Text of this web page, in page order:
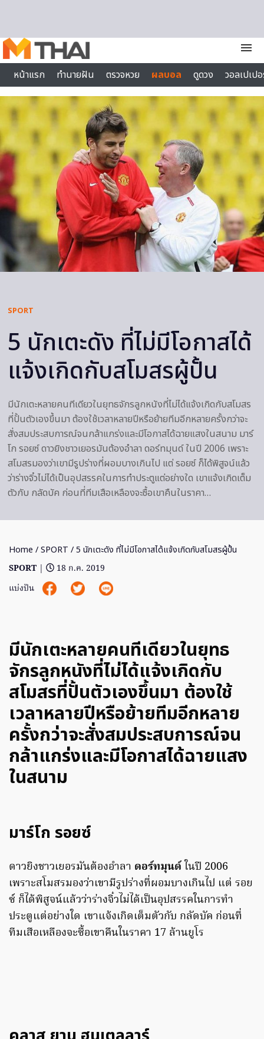
menu
หน้าแรก
ทำนายฝัน ตรวจหวย ผลบอล ดูดวง
วอลเปเป
ไลฟ์สไตล์
SPORT
5 นักเตะดัง ที่ไม่มีโอกาสได้
แจ้งเกิดกับสโมสรผู้ปั้น
มีนักเตะหลายคนทีเดียวในยุทธจักรลูกหนังที่ไม่ได้แจ้งเกิดกับสโมสร
ที่ปั้นตัวเองขึ้นมา ต้องใช้เวลาหลายปีหรือย้ายทีมอีกหลายครั้งกว่าจะ
สั่งสมประสบการณ์จนกล้าแกร่งและมีโอกาสได้ฉายแสงในสนาม มาร์
โก รอยซ์ ดาวยิงชาวเยอรมันต้องอำลา ดอร์ทมุนด์ ในปี 2006 เพราะ
สโมสรมองว่าเขามีรูปร่างที่ผอมบางเกินไป แต่ รอยซ์ ก็ได้พิสูจน์แล้ว
ว่าร่างจิ๋วไม่ได้เป็นอุปสรรคในการทำประตูแต่อย่างใด เขาแจ้งเกิดเต็ม
ตัวกับ กลัดบัค ก่อนที่ทีมเสือเหลืองจะซื้อเขาคืนในราคา…
Home /SPORT / 5 นักเตะดัง ที่ไม่มีโอกาสได้แจ้งเกิดกับสโมสรผู้ปั้น
SPORT |
18 ก.ค. 2019
แบ่งปัน
มีนักเตะหลายคนทีเดียวในยุทธ
จักรลูกหนังที่ไม่ได้แจ้งเกิดกับ
สโมสรที่ปั้นตัวเองขึ้นมา ต้องใช้
เวลาหลายปีหรือย้ายทีมอีกหลาย
ครั้งกว่าจะสั่งสมประสบการณ์จน
กล้าแกร่งและมีโอกาสได้ฉายแสง
ในสนาม
มาร์โก รอยซ์
ดาวยิงชาวเยอรมันต้องอำลา ดอร์ทมุนด์ในปี 2006
เพราะสโมสรมองว่าเขามีรูปร่างที่ผอมบางเกินไป แต่ รอย
ซ์ ก็ได้พิสูจน์แล้วว่าร่างจิ๋วไม่ได้เป็นอุปสรรคในการทำ
ประตูแต่อย่างใด เขาแจ้งเกิดเต็มตัวกับ กลัดบัค ก่อนที่
ทีมเสือเหลืองจะซื้อเขาคืนในราคา 17 ล้านยูโร